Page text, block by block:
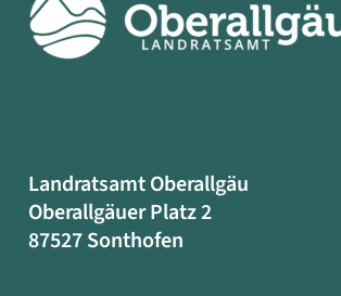
Landratsamt Oberallgäu
Oberallgäuer Platz 2
87527 Sonthofen